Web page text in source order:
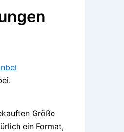
Größe
ein Format,